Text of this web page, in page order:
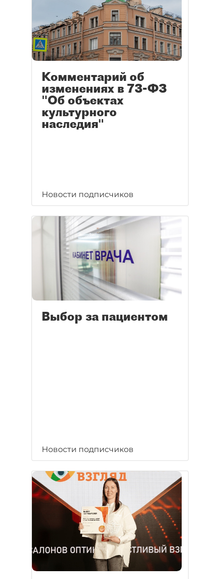
Комментарий об
изменениях в 73-ФЗ
"Об объектах
культурного
наследия"
Новости подписчиков
Выбор за пациентом
Новости подписчиков